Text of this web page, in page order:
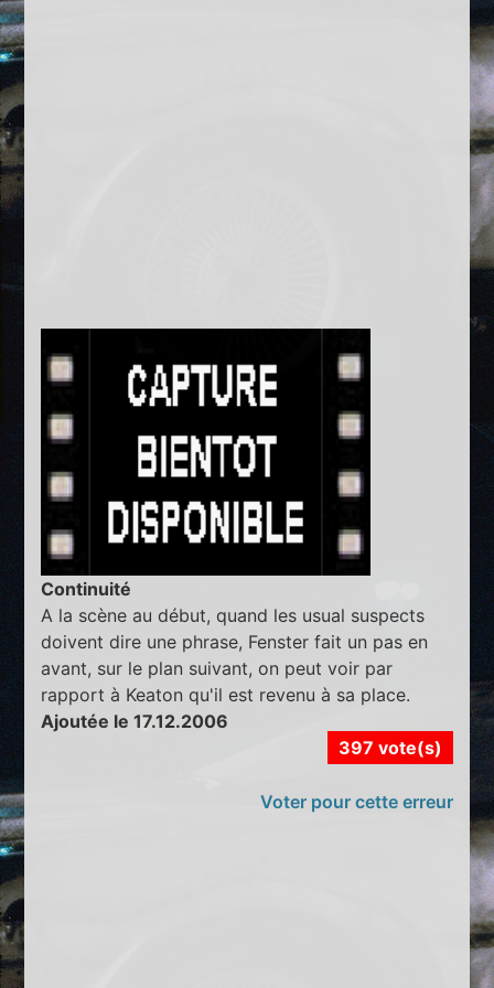
Continuité
A la scène au début, quand les usual suspects
doivent dire une phrase, Fenster fait un pas en
avant, sur le plan suivant, on peut voir par
rapport à Keaton qu'il est revenu à sa place.
Ajoutée le 17.12.2006
397 vote(s)
Voter pour cette erreur